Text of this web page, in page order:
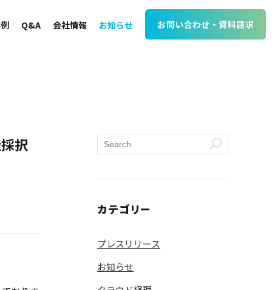
Q&A 会社情報 お知らせ お問い合わせ・資料請求
択
カテゴリー
プレスリリース
お知らせ